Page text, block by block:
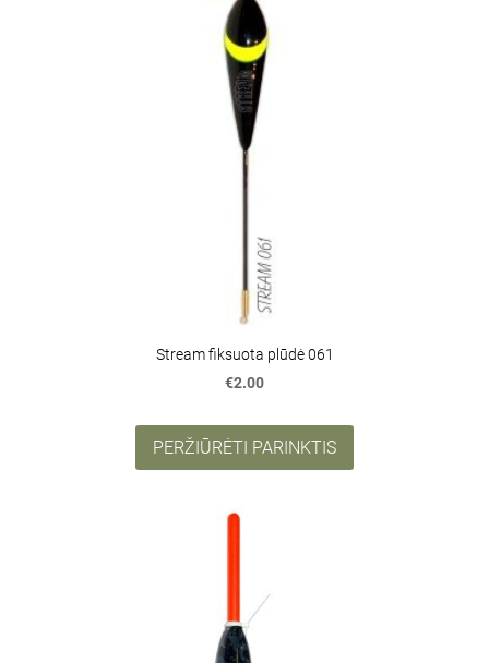
Stream fiksuota plūdė 061
€2.00
PERŽIŪRĖTI PARINKTIS